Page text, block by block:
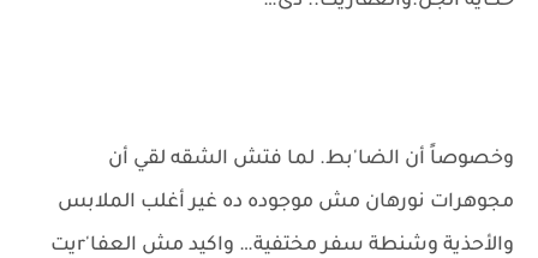
وخصوصاً أن الضا'بط. لما فتش الشقه لقي أن
مجوهرات نورهان مش موجوده ده غير أغلب الملابس
والأحذية وشنطة سفر مختفية… واكيد مش العفا'rيت